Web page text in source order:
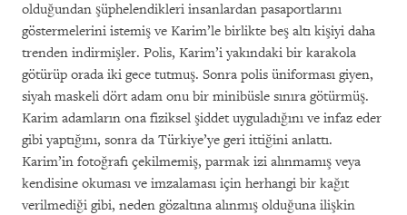
olduğundan şüphelendikleri insanlardan pasaportlarını
göstermelerini istemiş ve Karim’le birlikte beş altı kişiyi daha
trenden indirmişler. Polis, Karim’i yakındaki bir karakola
götürüp orada iki gece tutmuş. Sonra polis üniforması giyen,
siyah maskeli dört adam onu bir minibüsle sınıra götürmüş.
Karim adamların ona fiziksel şiddet uyguladığını ve infaz eder
gibi yaptığını, sonra da Türkiye’ye geri ittiğini anlattı.
Karim’in fotoğrafı çekilmemiş, parmak izi alınmamış veya
kendisine okuması ve imzalaması için herhangi bir kağıt
verilmediği gibi, neden gözaltına alınmış olduğuna ilişkin